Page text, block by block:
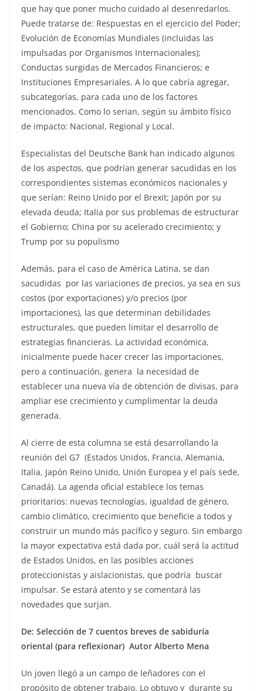
que hay que poner mucho cuidado al desenredarlos.
Puede tratarse de: Respuestas en el ejercicio del Poder;
Evolución de Economías Mundiales (incluidas las
impulsadas por Organismos Internacionales);
Conductas surgidas de Mercados Financieros; e
Instituciones Empresariales. A lo que cabría agregar,
subcategorías, para cada uno de los factores
mencionados. Como lo serian, según su ámbito físico
de impacto: Nacional, Regional y Local.
Especialistas del Deutsche Bank han indicado algunos
de los aspectos, que podrían generar sacudidas en los
correspondientes sistemas económicos nacionales y
que serían: Reino Unido por el Brexit; Japón por su
elevada deuda; Italia por sus problemas de estructurar
el Gobierno; China por su acelerado crecimiento; y
Trump por su populismo
Además, para el caso de América Latina, se dan
sacudidas por las variaciones de precios, ya sea en sus
costos (por exportaciones) y/o precios (por
importaciones), las que determinan debilidades
estructurales, que pueden limitar el desarrollo de
estrategias financieras. La actividad económica,
inicialmente puede hacer crecer las importaciones,
pero a continuación, genera la necesidad de
establecer una nueva vía de obtención de divisas, para
ampliar ese crecimiento y cumplimentar la deuda
generada.
Al cierre de esta columna se está desarrollando la
reunión del G7 (Estados Unidos, Francia, Alemania,
Italia, Japón Reino Unido, Unión Europea y el país sede,
Canadá). La agenda oficial establece los temas
prioritarios: nuevas tecnologías, igualdad de género,
cambio climático, crecimiento que beneficie a todos y
construir un mundo más pacífico y seguro. Sin embargo
la mayor expectativa está dada por, cuál será la actitud
de Estados Unidos, en las posibles acciones
proteccionistas y aislacionistas, que podría buscar
impulsar. Se estará atento y se comentará las
novedades que surjan.
De: Selección de 7 cuentos breves de sabiduría
oriental (para reflexionar) Autor Alberto Mena
Un joven llegó a un campo de leñadores con el
propósito de obtener trabajo. Lo obtuvo y durante su